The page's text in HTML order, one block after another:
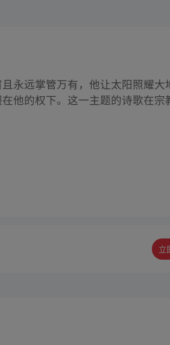
永远掌管万有，他让太阳照耀大
他的权下。这一主题的诗歌在宗
立